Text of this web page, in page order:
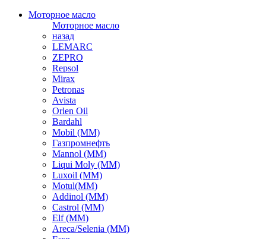
Моторное масло
Моторное масло
назад
LEMARC
ZEPRO
Repsol
Mirax
Petronas
Avista
Orlen Oil
Bardahl
Mobil (ММ)
Газпромнефть
Mannol (ММ)
Liqui Moly (ММ)
Luxoil (ММ)
Motul(ММ)
Addinol (ММ)
Castrol (ММ)
Elf (ММ)
Areca/Selenia (ММ)